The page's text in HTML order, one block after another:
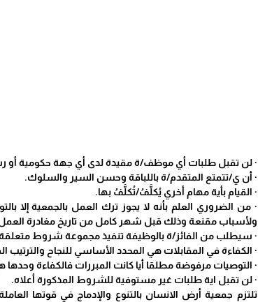
· لن تقبل طلبات أي موظف/ة مقيدة لدى أي جهة حكومية أو
· أن ي/تتمتع المتقدم/ة باللباقة وحسن السير والسلوك.
· القيام بأية مهام أخري يُكلَّفُ/تُكلَّفُ بها.
· من الضروري العلم بأنه لا يجوز ترك العمل بالجمعية
ولأسباب مقنعة وذلك قبل شهر كامل من تاريخ مغادرة العمل
· سيطلب من الفائز/ة بالوظيفة تنفيذ مجموعة شروط
· الكفاءة في المقابلات هي المحدد الأساسي للنجاح والترتيب
· التوصيات مرفوضة مطلقا أيا كانت المبررات فالكفاءة وحدها
· لن تقبل اية طلبات غير مستوفية للشروط المذكورة أعلاه.
تلتزم جمعية أرض الانسان بالتنوع والإدماج في قوتها